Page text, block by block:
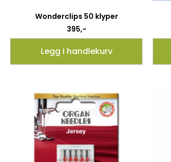
Wonderclips 50 klyper
395,-
Legg i handlekurv